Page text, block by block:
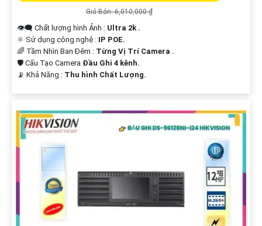
Giá Bán: 6,010,000 ₫
👁️‍🗨 Chất lượng hình Ảnh : Ultra 2k .
⚛️ Sử dụng công nghệ : IP POE.
🌈 Tầm Nhìn Ban Đêm : Từng Vị Trí Camera .
🛡 Cấu Tạo Camera Đầu Ghi 4 kênh.
️📡 Khả Năng : Thu hình Chất Lượng.